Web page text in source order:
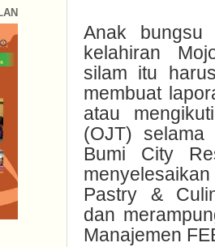
Anak bungsu
kelahiran
silam itu
membuat
atau
(OJT)
Bumi City
Pastry &
dan
Manajemen